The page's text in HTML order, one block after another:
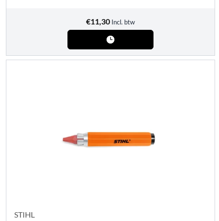
€11,30 Incl. btw
STIHL